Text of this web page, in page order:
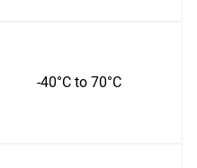
-40°C to 70°C